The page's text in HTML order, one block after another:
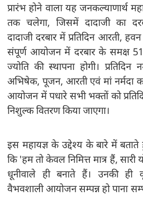
प्रारंभ होने वाला यह जनकल्याणार्थ
तक चलेगा, जिसमें दादाजी का
दादाजी दरबार में प्रतिदिन आरती, हवन
संपूर्ण आयोजन में दरबार के समक्ष
ज्योति की स्थापना होगी। प्रतिदिन
अभिषेक, पूजन, आरती एवं मां नर्मदा
आयोजन में पधारे सभी भक्तों को
निशुल्क वितरण किया जाएगा।
इस महायज्ञ के उद्देश्य के बारे में
कि 'हम तो केवल निमित्त मात्र हैं, सारी
धूनीवाले ही बनाते हैं। उनकी
वैभवशाली आयोजन सम्पन्न हो पाना